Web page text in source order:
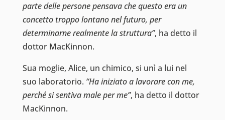
parte delle persone pensava che questo era un
concetto troppo lontano nel futuro, per
determinarne realmente la struttura”, ha detto il
dottor MacKinnon.
Sua moglie, Alice, un chimico, si unì a lui nel
suo laboratorio. “Ha iniziato a lavorare con me,
perché si sentiva male per me”, ha detto il dottor
MacKinnon.